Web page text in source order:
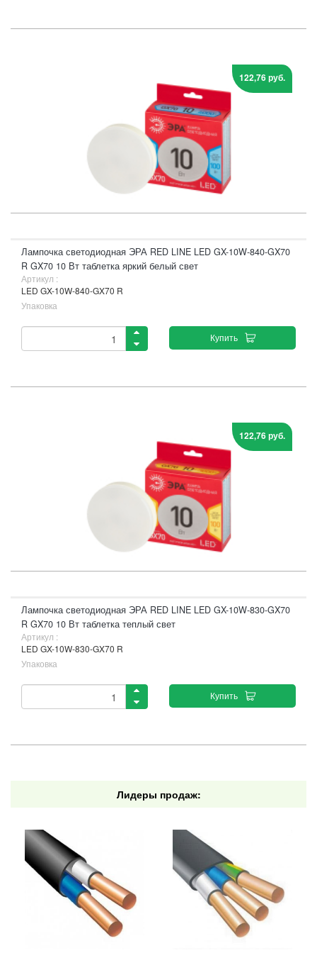
122,76 руб.
Лампочка светодиодная ЭРА RED LINE LED GX-10W-840-GX70
R GX70 10 Вт таблетка яркий белый свет
Артикул :
LED GX-10W-840-GX70 R
Упаковка
Купить
122,76 руб.
Лампочка светодиодная ЭРА RED LINE LED GX-10W-830-GX70
R GX70 10 Вт таблетка теплый свет
Артикул :
LED GX-10W-830-GX70 R
Упаковка
Купить
Лидеры продаж: